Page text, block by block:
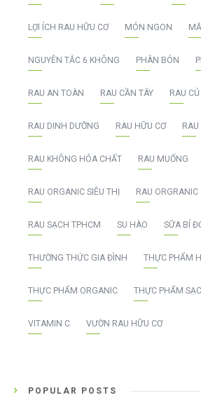
LỢI ÍCH RAU HỮU CƠ MÓN NGON
NGUYÊN TẮC 6 KHÔNG PHÂN BÓN
RAU AN TOÀN RAU CẦN TÂY RAU
RAU DINH DƯỠNG RAU HỮU CƠ
RAU KHÔNG HÓA CHẤT RAU MUỐNG
RAU ORGANIC SIÊU THỊ RAU ORGRANIC
RAU SẠCH TPHCM SU HÀO SỮA BÍ
THƯỜNG THỨC GIA ĐÌNH THỰC PHẨM
THỰC PHẨM ORGANIC THỰC PHẨM
VITAMIN C VƯỜN RAU HỮU CƠ
POPULAR POSTS